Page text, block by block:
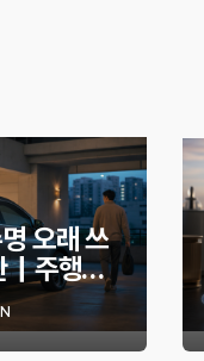
오래 쓰
｜주행거
실적인 방